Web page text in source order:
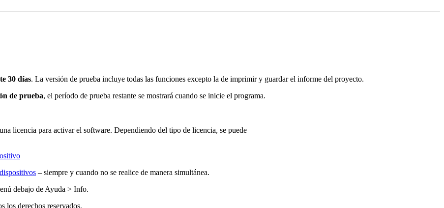
30 días. La versión de prueba incluye todas las funciones excepto la de imprimir y guardar el informe del proyecto.
de prueba, el período de prueba restante se mostrará cuando se inicie el programa.
licencia para activar el software. Dependiendo del tipo de licencia, se puede
– siempre y cuando no se realice de manera simultánea.
debajo de Ayuda > Info.
los derechos reservados.